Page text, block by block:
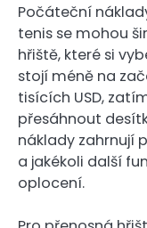
Počáteční
tenis se mohou
hřiště, které si
stojí méně na
tisících USD,
přesáhnout
náklady zahrnují
a jakékoli další
oplocení.